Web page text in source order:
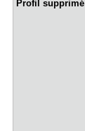
Profil sup​primé